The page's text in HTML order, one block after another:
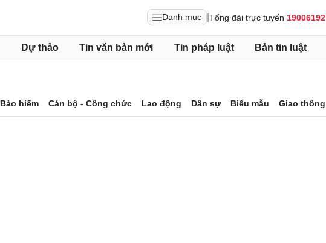
Danh mục Tổng đài trực tuyến 19006192
Dự thảo Tin văn bản mới Tin pháp luật Bản tin luật
Bảo hiểm Cán bộ - Công chức Lao động Dân sự Biểu mẫu Giao thông